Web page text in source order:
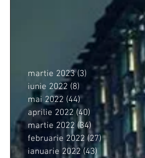
martie 2023 (3) 3 postări
iunie 2022 (8) 8 postări
mai 2022 (44)44 postări
aprilie 2022 (40) 40 postări
martie 2022 (34)34 postări
februarie 2022 (27)27 postări
ianuarie 2022 (43)43 postări